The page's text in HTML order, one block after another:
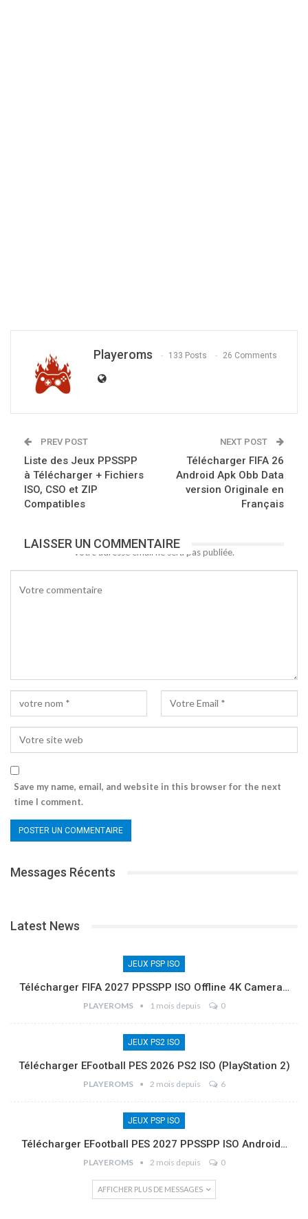
Playeroms 133 Posts 26 Comments
PREV POST
Liste des Jeux PPSSPP
à Télécharger + Fichiers
ISO, CSO et ZIP
Compatibles
NEXT POST
Télécharger FIFA 26
Android Apk Obb Data
version Originale en
Français
LAISSER UN COMMENTAIRE
Votre adresse email ne sera pas publiée.
Save my name, email, and website in this browser for the next
time I comment.
Messages Récents
Latest News
JEUX PSP ISO
Télécharger FIFA 2027 PPSSPP ISO Offline 4K Camera…
PLAYEROMS 1 mois depuis 0
JEUX PS2 ISO
Télécharger EFootball PES 2026 PS2 ISO (PlayStation 2)
PLAYEROMS 2 mois depuis 6
JEUX PSP ISO
Télécharger EFootball PES 2027 PPSSPP ISO Android…
PLAYEROMS 2 mois depuis 0
AFFICHER PLUS DE MESSAGES